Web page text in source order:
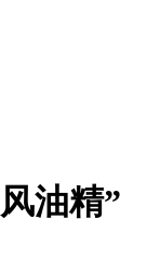
油精”